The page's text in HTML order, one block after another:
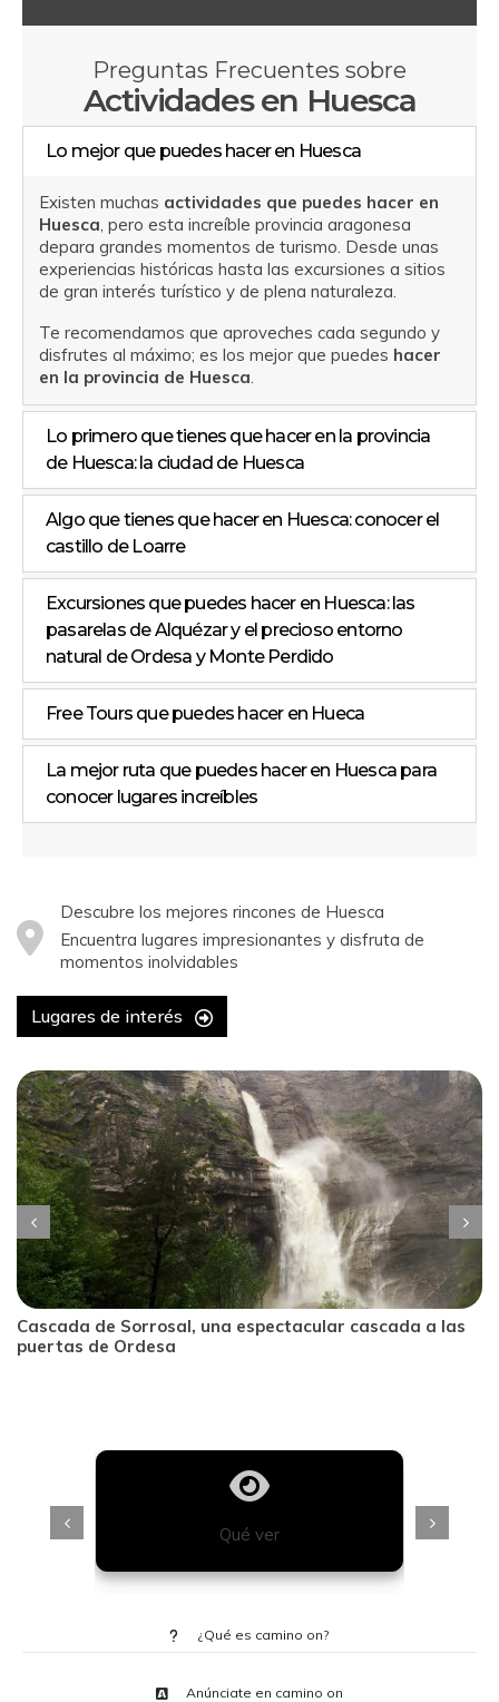
Preguntas Frecuentes sobre
Actividades en Huesca
Lo mejor que puedes hacer en Huesca
Existen muchas actividades que puedes hacer en
Huesca, pero esta increíble provincia aragonesa
depara grandes momentos de turismo. Desde unas
experiencias históricas hasta las excursiones a sitios
de gran interés turístico y de plena naturaleza.
Te recomendamos que aproveches cada segundo y
disfrutes al máximo; es los mejor que puedes hacer
en la provincia de Huesca.
Lo primero que tienes que hacer en la provincia
de Huesca: la ciudad de Huesca
Algo que tienes que hacer en Huesca: conocer el
castillo de Loarre
Excursiones que puedes hacer en Huesca: las
pasarelas de Alquézar y el precioso entorno
natural de Ordesa y Monte Perdido
Free Tours que puedes hacer en Hueca
La mejor ruta que puedes hacer en Huesca para
conocer lugares increíbles
Descubre los mejores rincones de Huesca
Encuentra lugares impresionantes y disfruta de
momentos inolvidables
Lugares de interés
Cascada de Sorrosal, una espectacular cascada a las
puertas de Ordesa
Qué ver
¿Qué es camino on?
Anúnciate en camino on